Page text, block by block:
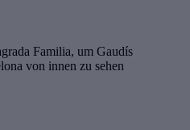
Familia, um Gaudís
von innen zu sehen